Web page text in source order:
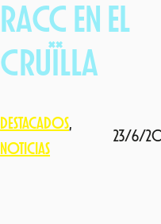
RACC EN EL
CRUÏLLA
DESTACADOS
NOTICIAS
23/6/